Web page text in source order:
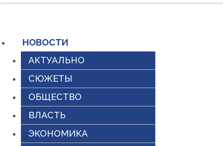
содержимому
НОВОСТИ
АКТУАЛЬНО
СЮЖЕТЫ
ОБЩЕСТВО
ВЛАСТЬ
ЭКОНОМИКА